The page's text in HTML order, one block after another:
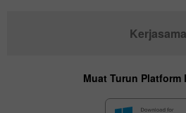
Kerjasama
Muat Turun Platform